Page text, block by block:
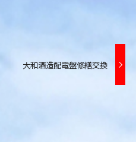
大和酒造配電盤修繕交換